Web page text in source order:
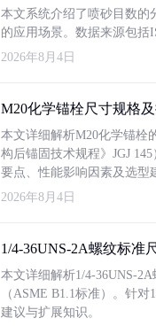
本文系统介绍了喷砂目数的
的应用场景。数据来源包括
2026年8月4日
M20化学锚栓尺寸规格
本文详细解析M20化学锚栓
构后锚固技术规程》JGJ
要点、性能影响因素及选型
2026年8月4日
1/4-36UNS-2A螺纹标准
本文详细解析1/4-36UNS-
（ASME B1.1标准）。针
建议与扩展知识。